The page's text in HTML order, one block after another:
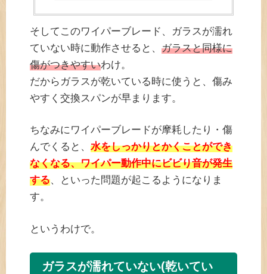
そしてこのワイパーブレード、ガラスが濡れ
ていない時に動作させると、 ガラスと同様に
傷がつきやすいわけ。
だからガラスが乾いている時に使うと、傷み
やすく交換スパンが早まります。
ちなみにワイパーブレードが摩耗したり・傷
んでくると、 水をしっかりとかくことができ
なくなる、ワイパー動作中にビビり音が発生
する、といった問題が起こるようになりま
す。
というわけで。
ガラスが濡れていない(乾いてい